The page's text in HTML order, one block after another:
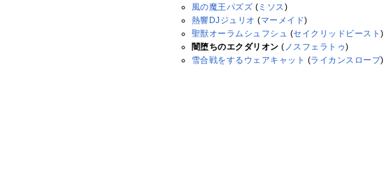
風の魔王パズズ ( ミソス )
熱響DJジュリオ (マーメイド)
聖獣オーラムシュフシュ (セイクリッドビースト)
闇堕ちのエクダリオン ( ノスフェラトゥ)
雪合戦をするウェアキャット (ライカンスロープ)